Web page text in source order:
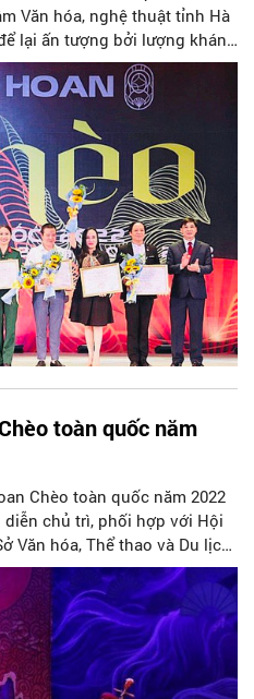
Văn hóa, nghệ thuật tỉnh Hà
lại ấn tượng bởi lượng khán
khát vọng gìn giữ nghệ thuật
hệ làm nghề hôm nay.
toàn quốc năm
Chèo toàn quốc năm 2022
chủ trì, phối hợp với Hội
Văn hóa, Thể thao và Du lịch
phố Phủ Lý (Hà Nam).